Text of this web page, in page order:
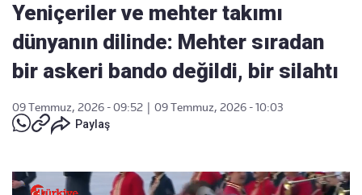
Yeniçeriler ve mehter takımı
dünyanın dilinde: Mehter sıradan
bir askeri bando değildi, bir silahtı
09 Temmuz, 2026 - 09:52
09 Temmuz, 2026 - 10:03
Paylaş